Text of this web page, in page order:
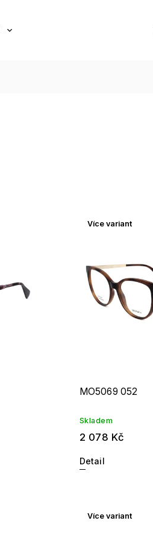
Více variant
MO5069 052
Skladem
2 078 Kč
Detail
Více variant